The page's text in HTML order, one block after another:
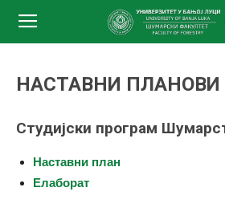
НАСТАВНИ ПЛАНОВИ
Студијски програм
Наставни план
Елаборат